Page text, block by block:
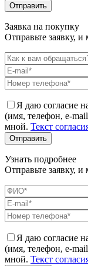
Заявка на покупку
Отправьте заявку,
Я даю согласие
(имя, телефон, e-
мной. Текст
Узнать подробнее
Отправьте заявку,
Я даю согласие
(имя, телефон, e-
мной. Текст